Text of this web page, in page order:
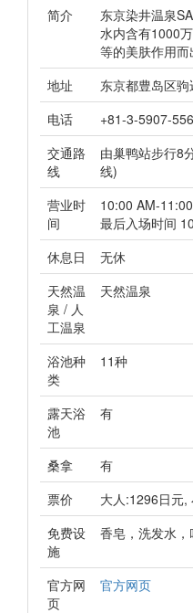
简介
东京染井温泉
水内含有1000
等的美肤作用而
地址
东京都豊岛区
电话
+81-3-5907-
交通路
线
由巢鸭站步行8
线)
营业时
间
10:00 AM-
最后入场时间
休息日
无休
天然温
泉 / 人
工温泉
天然温泉
浴池种
类
11种
露天浴
池
有
桑拿
有
票价
大人:1296日元,
免费设
施
香皂，洗发水
官方网
页
官方网页